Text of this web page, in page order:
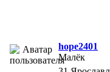
hope2401
Малёк